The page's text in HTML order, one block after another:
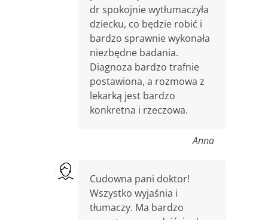
dr spokojnie wytłumaczyła
dziecku, co będzie robić i
bardzo sprawnie wykonała
niezbędne badania.
Diagnoza bardzo trafnie
postawiona, a rozmowa z
lekarką jest bardzo
konkretna i rzeczowa.
Anna
Cudowna pani doktor!
Wszystko wyjaśnia i
tłumaczy. Ma bardzo